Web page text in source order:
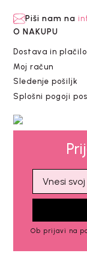
Piši nam na
O NAKUPU
Dostava in plačilo
Moj račun
Sledenje pošiljk
Splošni pogoji
Ob prijavi na